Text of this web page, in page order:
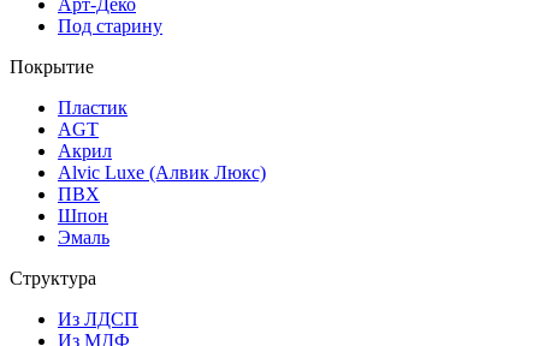
Арт-Деко
Под старину
Покрытие
Пластик
AGT
Акрил
Alvic Luxe (Алвик Люкс)
ПВХ
Шпон
Эмаль
Структура
Из ЛДСП
Из МДФ